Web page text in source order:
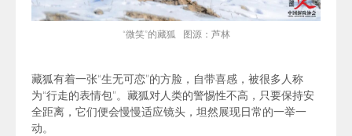
“微笑”的藏狐 图源：芦林
藏狐有着一张“生无可恋”的方脸，自带喜感，被很多人称
为“行走的表情包”。 藏狐对人类的警惕性不高，只要保持安
全距离，它们便会慢慢适应镜头，坦然展现日常的一举一
动。